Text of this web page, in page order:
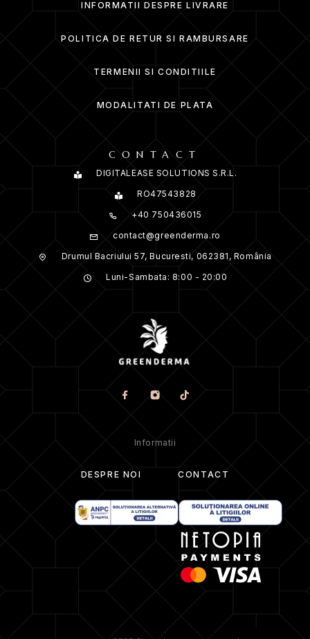
INFORMATII DESPRE LIVRARE
POLITICA DE RETUR SI RAMBURSARE
TERMENII SI CONDITIILE
MODALITATI DE PLATA
CONTACT
DIGITALEASE SOLUTIONS S.R.L.
RO47543828
+40 750436015
contact@greenderma.ro
Drumul Bacriului 57, Bucuresti, 062381, România
Luni-Sambata: 8:00 - 20:00
Informatii
DESPRE NOI CONTACT